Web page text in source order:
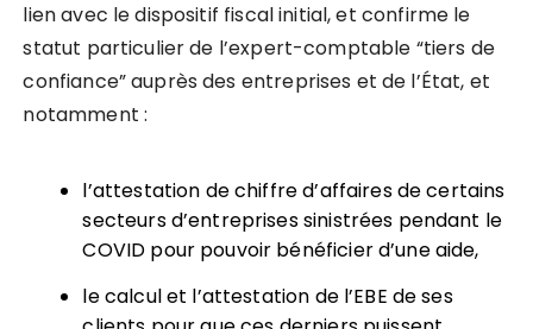
lien avec le dispositif fiscal initial, et confirme le
statut particulier de l’expert-comptable “tiers de
confiance” auprès des entreprises et de l’État, et
notamment :
l’attestation de chiffre d’affaires de certains
secteurs d’entreprises sinistrées pendant le
COVID pour pouvoir bénéficier d’une aide,
le calcul et l’attestation de l’EBE de ses